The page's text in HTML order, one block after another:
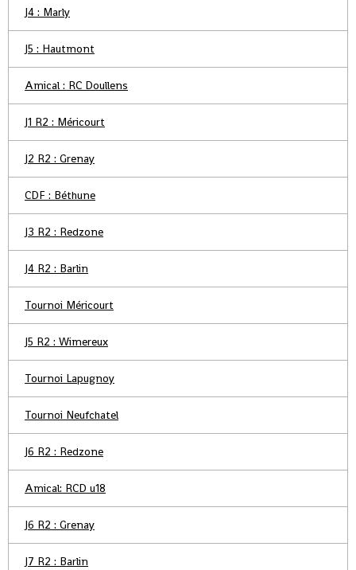
J4 : Marly
J5 : Hautmont
Amical : RC Doullens
J1 R2 : Méricourt
J2 R2 : Grenay
CDF : Béthune
J3 R2 : Redzone
J4 R2 : Barlin
Tournoi Méricourt
J5 R2 : Wimereux
Tournoi Lapugnoy
Tournoi Neufchatel
J6 R2 : Redzone
Amical: RCD u18
J6 R2 : Grenay
J7 R2 : Barlin